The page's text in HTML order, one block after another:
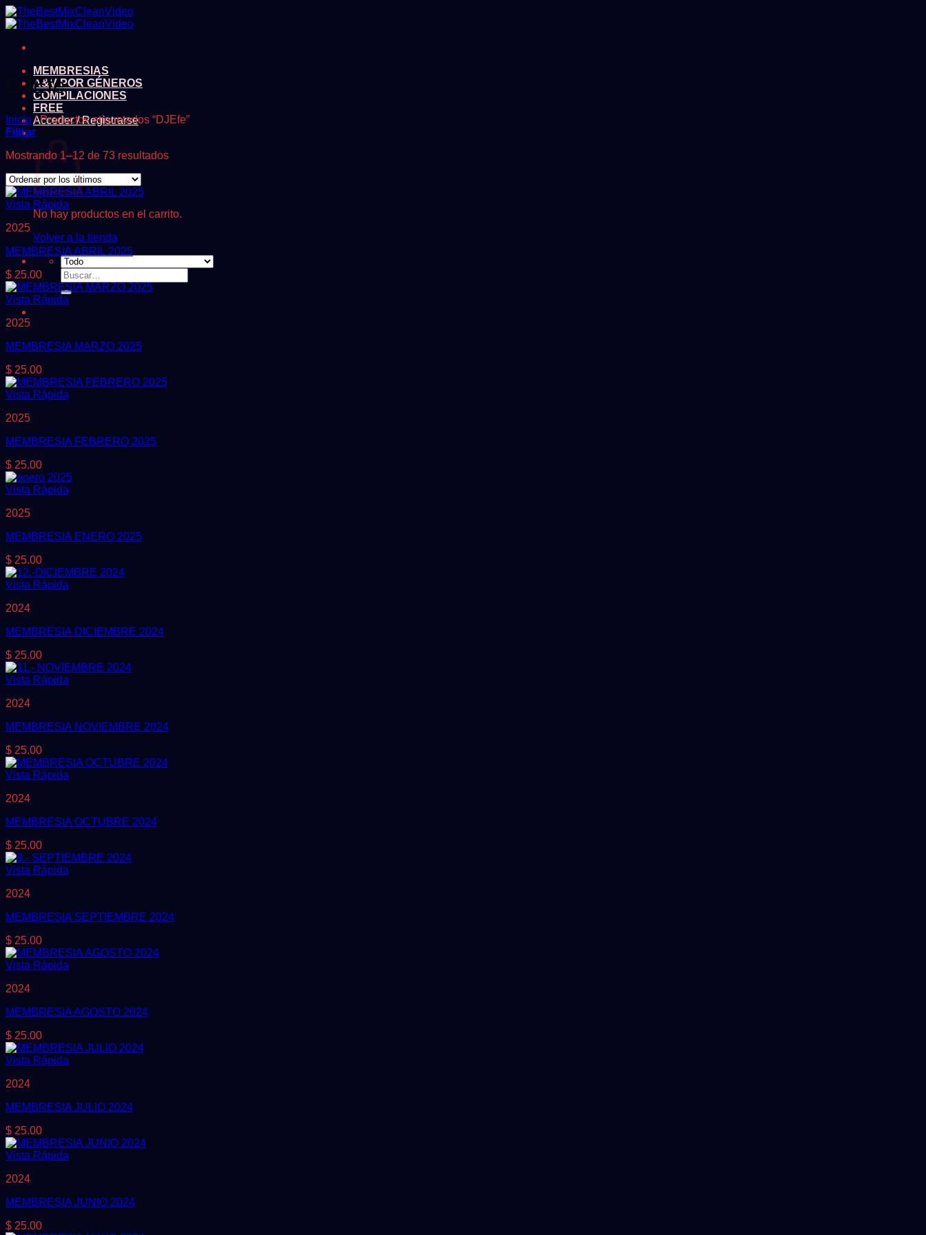
Saltar
al
MEMBRESIAS
A&V POR GÉNEROS
COMPILACIONES
FREE
Acceder / Registrarse
Carrito
No hay productos en el carrito.
Volver a la tienda
Buscar
por:
DJEfe
Inicio /Productos etiquetados “DJEfe”
Filtrar
Mostrando 1–12 de 73 resultadosOrdenado
Vista Rápida
2025
MEMBRESIA ABRIL 2025
$ 25.00
Vista Rápida
2025
MEMBRESIA MARZO 2025
$ 25.00
Vista Rápida
2025
MEMBRESIA FEBRERO 2025
$ 25.00
Vista Rápida
2025
MEMBRESIA ENERO 2025
$ 25.00
Vista Rápida
2024
MEMBRESIA DICIEMBRE 2024
$ 25.00
Vista Rápida
2024
MEMBRESIA NOVIEMBRE 2024
$ 25.00
Vista Rápida
2024
MEMBRESIA OCTUBRE 2024
$ 25.00
Vista Rápida
2024
MEMBRESIA SEPTIEMBRE 2024
$ 25.00
Vista Rápida
2024
MEMBRESIA AGOSTO 2024
$ 25.00
Vista Rápida
2024
MEMBRESIA JULIO 2024
$ 25.00
Vista Rápida
2024
MEMBRESIA JUNIO 2024
$ 25.00